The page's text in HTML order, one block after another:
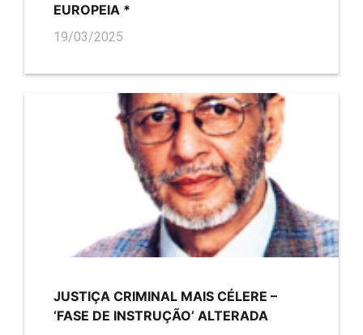
EUROPEIA *
19/03/2025
JUSTIÇA CRIMINAL MAIS CÉLERE –
‘FASE DE INSTRUÇÃO’ ALTERADA